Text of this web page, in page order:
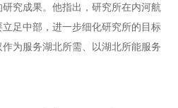
究成果。他指出，研究所在内河航
足中部，进一步细化研究所的目标
为服务湖北所需、以湖北所能服务